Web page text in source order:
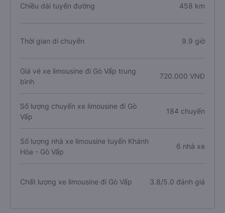
Chiều dài tuyến đường 458 km
Thời gian di chuyển 9.9 giờ
Giá vé xe limousine đi Gò Vấp trung
bình
720.000 VNĐ
Số lượng chuyến xe limousine đi Gò
Vấp
184 chuyến
Số lượng nhà xe limousine tuyến Khánh
Hòa - Gò Vấp
6 nhà xe
Chất lượng xe limousine đi Gò Vấp 3.8/5.0 đánh giá